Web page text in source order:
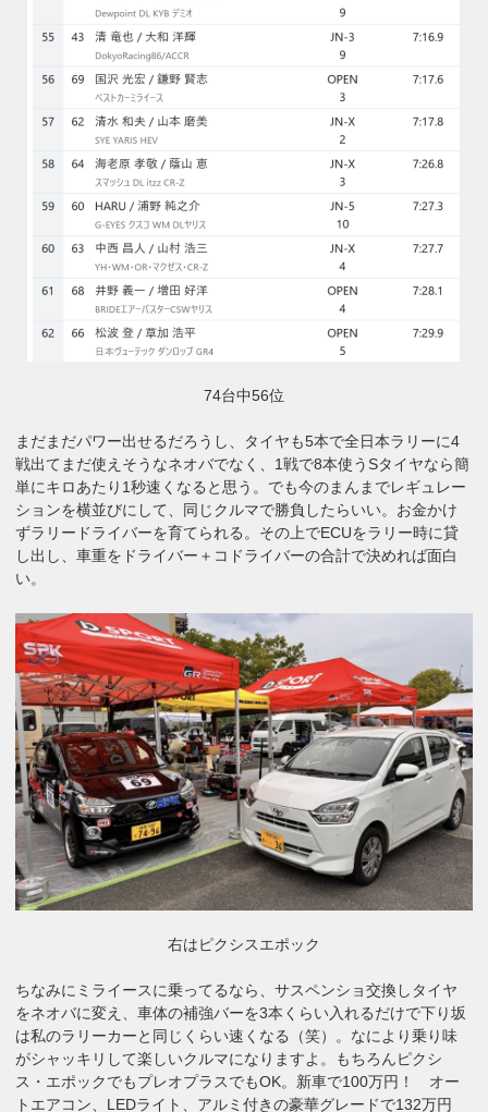
74台中56位
まだまだパワー出せるだろうし、タイヤも5本で全日本ラリーに4
戦出てまだ使えそうなネオバでなく、1戦で8本使うSタイヤなら簡
単にキロあたり1秒速くなると思う。でも今のまんまでレギュレー
ションを横並びにして、同じクルマで勝負したらいい。お金かけ
ずラリードライバーを育てられる。その上でECUをラリー時に貸
し出し、車重をドライバー＋コドライバーの合計で決めれば面白
い。
右はピクシスエポック
ちなみにミライースに乗ってるなら、サスペンショ交換しタイヤ
をネオバに変え、車体の補強バーを3本くらい入れるだけで下り坂
は私のラリーカーと同じくらい速くなる（笑）。なにより乗り味
がシャッキリして楽しいクルマになりますよ。もちろんピクシ
ス・エポックでもプレオプラスでもOK。新車で100万円！ オー
トエアコン、LEDライト、アルミ付きの豪華グレードで132万円